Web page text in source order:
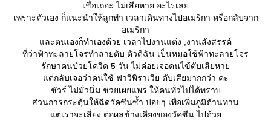
เชื่อเถอะ ไม่เสียหาย อะไรเล
เพราะตัวเอง ก็แนะนำให้ลูกทำ เวลาเดินทางไปอเมริกา หรือกลับจาก
อเมริกา
ละตนเองก็ทำเองด้วย เวลาไปงานแต่ง ,งานสังสรรค์
ที่ว่าฟ้าทะลายโจรทำลายตับ ตัวดิฉัน เป็นหมอใช้ฟ้าทะลายโจร
รักษาคนป่วยโควิด 5 วัน ไม่ค่อยเจอคนไข้ตับเสียหา
ต่กลับเจอว่าคนใช้ ฟาวิพิราเวีย ตับเสียมากกว่า คะ
ชัวร์ ไม่มั่วนิ่ม ช่วยเผยแพร่ ให้คนทั่วไปได้ทราบ
ส่วนการกระตุ้นให้ฉีดวัคซีนซ้ำ บ่อยๆ เพื่อเพิ่มภูมิต้านทาน
ต่เราจะเสี่ยง ต่อผลข้างเคียงของวัคซีน ไปด้ว